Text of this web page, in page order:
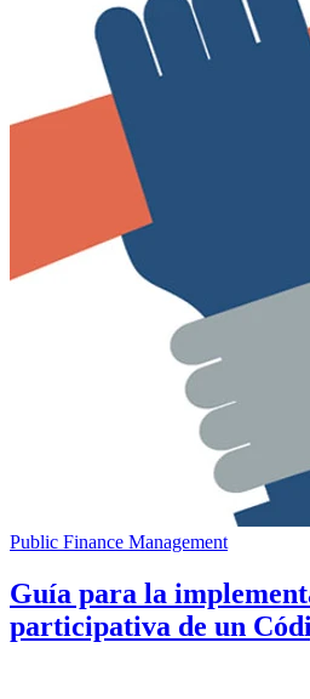
Public Finance Management
Guía para la
participativa de un